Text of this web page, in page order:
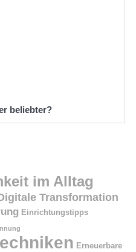
beliebter?
im Alltag
Transformation
Einrichtungstipps
Erneuerbare